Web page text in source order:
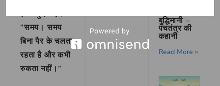
हंसते हुए कहा,
“समय। समय
बिना पैर के चलता
रहता है और कभी
रुकता नहीं।”
बुद्धिमानी –
पंचतंत्र की
कहानी
Read More »